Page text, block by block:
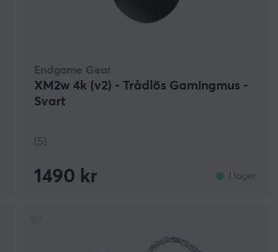
Endgame Gear
XM2w 4k (v2) - Trådlös Gamingmus -
Svart
(5)
1490 kr I lager